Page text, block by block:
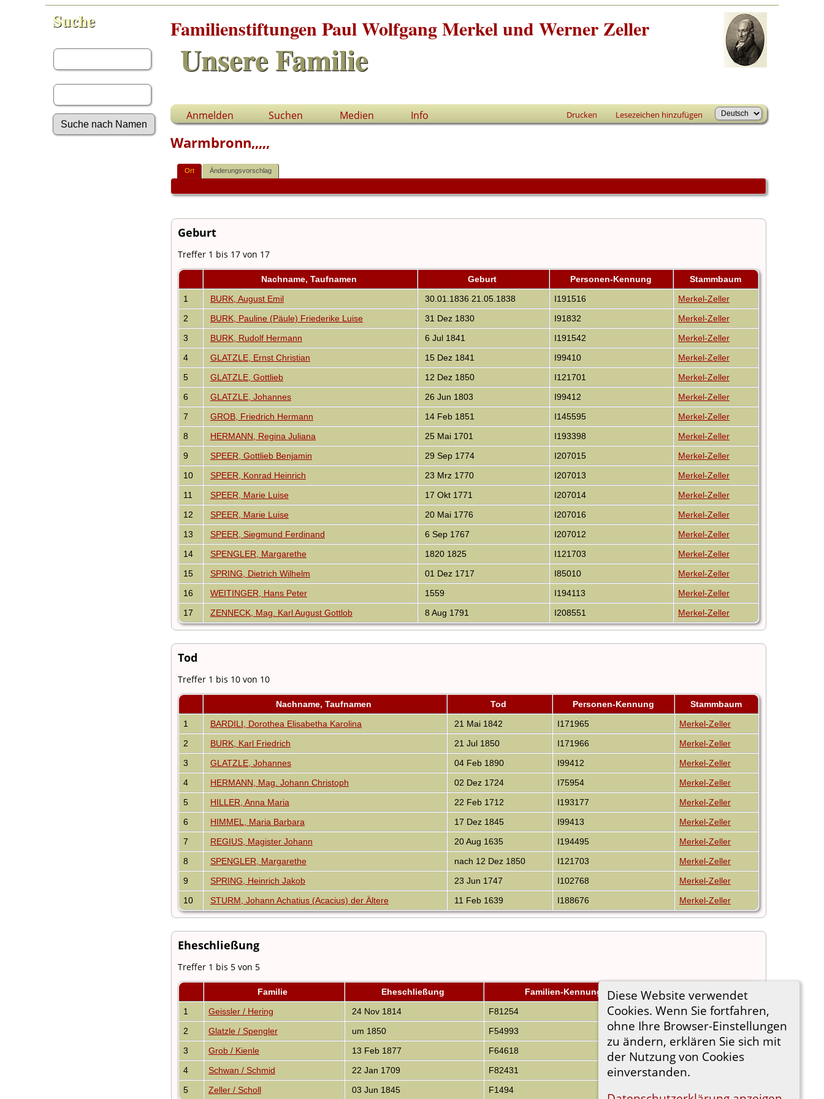
Suche Familienstiftungen Paul Wolfgang Merkel und Werner Zeller
Unsere Familie
Anmelden Suchen Medien Info Drucken Lesezeichen hinzufügen
Diese Website verwendet
Cookies. Wenn Sie fortfahren,
ohne Ihre Browser-Einstellungen
zu ändern, erklären Sie sich mit
der Nutzung von Cookies
einverstanden.
Warmbronn,,,,,
Ort Änderungsvorschlag
Geburt
Treffer 1 bis 17 von 17
Nachname, Taufnamen Geburt Personen-Kennung
Stammbaum
1
BURK, August Emil 30.01.1836 21.05.1838 I191516
Merkel-Zeller
2
BURK, Pauline (Päule) Friederike Luise 31 Dez 1830 I91832
Merkel-Zeller
3
BURK, Rudolf Hermann 6 Jul 1841 I191542
Merkel-Zeller
4
GLATZLE, Ernst Christian 15 Dez 1841 I99410
Merkel-Zeller
5
GLATZLE, Gottlieb 12 Dez 1850 I121701
Merkel-Zeller
6
GLATZLE, Johannes 26 Jun 1803 I99412
Merkel-Zeller
7
GROB, Friedrich Hermann 14 Feb 1851 I145595
Merkel-Zeller
8
HERMANN, Regina Juliana 25 Mai 1701 I193398
Merkel-Zeller
9
SPEER, Gottlieb Benjamin 29 Sep 1774 I207015
Merkel-Zeller
10
SPEER, Konrad Heinrich 23 Mrz 1770 I207013
Merkel-Zeller
11
SPEER, Marie Luise 17 Okt 1771 I207014
Merkel-Zeller
12
SPEER, Marie Luise 20 Mai 1776 I207016
Merkel-Zeller
13
SPEER, Siegmund Ferdinand 6 Sep 1767 I207012
Merkel-Zeller
14
SPENGLER, Margarethe 1820 1825 I121703
Merkel-Zeller
15
SPRING, Dietrich Wilhelm 01 Dez 1717 I85010
Merkel-Zeller
16
WEITINGER, Hans Peter 1559 I194113
Merkel-Zeller
17
ZENNECK, Mag. Karl August Gottlob 8 Aug 1791 I208551 Merkel-Zeller
Tod
Treffer 1 bis 10 von 10
Nachname, Taufnamen Tod Personen-Kennung
Stammbaum
1
BARDILI, Dorothea Elisabetha Karolina 21 Mai 1842 I171965
Merkel-Zeller
2
BURK, Karl Friedrich 21 Jul 1850 I171966
Merkel-Zeller
3
GLATZLE, Johannes 04 Feb 1890 I99412
Merkel-Zeller
4
HERMANN, Mag. Johann Christoph 02 Dez 1724 I75954
Merkel-Zeller
5
HILLER, Anna Maria 22 Feb 1712 I193177
Merkel-Zeller
6
HIMMEL, Maria Barbara 17 Dez 1845 I99413
Merkel-Zeller
7
REGIUS, Magister Johann 20 Aug 1635 I194495
Merkel-Zeller
8
SPENGLER, Margarethe nach 12 Dez 1850 I121703
Merkel-Zeller
9
SPRING, Heinrich Jakob 23 Jun 1747 I102768
Merkel-Zeller
10
STURM, Johann Achatius (Acacius) der Ältere 11 Feb 1639 I188676 Merkel-Zeller
Eheschließung
Treffer 1 bis 5 von 5
Familie Eheschließung Familien-Kennung
Stammbaum
1
Geissler / Hering 24 Nov 1814 F81254
Merkel-Zeller
2
Glatzle / Spengler um 1850 F54993
Merkel-Zeller
3
Grob / Kienle 13 Feb 1877 F64618
Merkel-Zeller
4
Schwan / Schmid 22 Jan 1709 F82431
Merkel-Zeller
5
Zeller / Scholl 03 Jun 1845 F1494